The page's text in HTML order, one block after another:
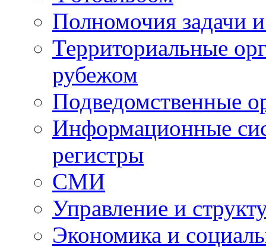
Полномочия задачи
Территориальные
рубежом
Подведомственные
Информационные
регистры
СМИ
Управление и
Экономика и